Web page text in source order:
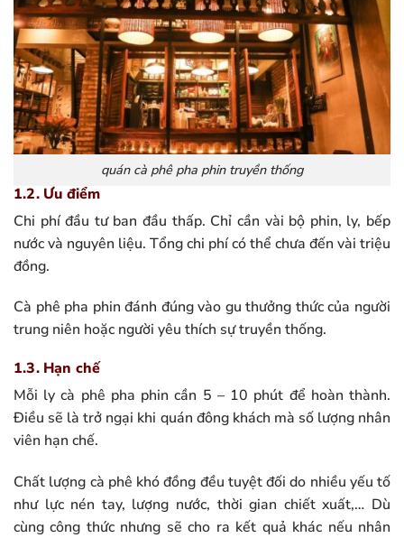
quán cà phê pha phin truyền thống
1.2. Ưu điểm
Chi phí đầu tư ban đầu thấp. Chỉ cần vài bộ phin, ly, bếp
nước và nguyên liệu. Tổng chi phí có thể chưa đến vài triệu
đồng.
Cà phê pha phin đánh đúng vào gu thưởng thức của người
trung niên hoặc người yêu thích sự truyền thống.
1.3. Hạn chế
Mỗi ly cà phê pha phin cần 5 – 10 phút để hoàn thành.
Điều sẽ là trở ngại khi quán đông khách mà số lượng nhân
viên hạn chế.
Chất lượng cà phê khó đồng đều tuyệt đối do nhiều yếu tố
như lực nén tay, lượng nước, thời gian chiết xuất,… Dù
cùng công thức nhưng sẽ cho ra kết quả khác nếu nhân